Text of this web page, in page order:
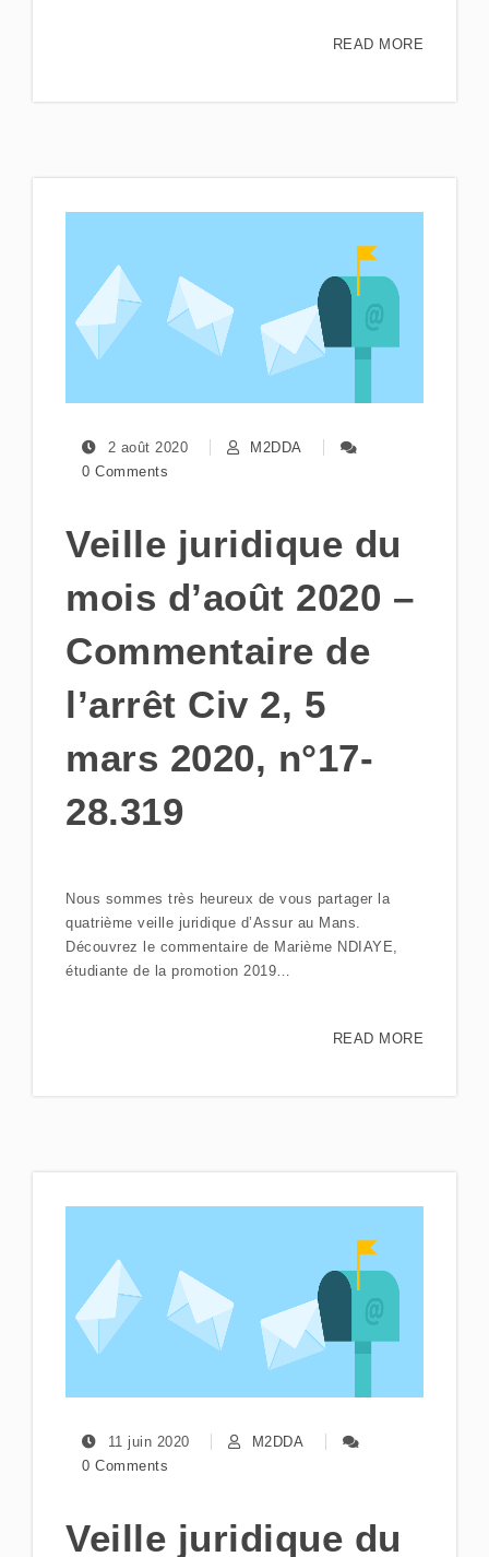
READ MORE
2 août 2020
M2DDA
0 Comments
Veille juridique du
mois d’août 2020 –
Commentaire de
l’arrêt Civ 2, 5
mars 2020, n°17-
28.319
Nous sommes très heureux de vous partager la
quatrième veille juridique d’Assur au Mans.
Découvrez le commentaire de Marième NDIAYE,
étudiante de la promotion 2019…
READ MORE
11 juin 2020
M2DDA
0 Comments
Veille juridique du